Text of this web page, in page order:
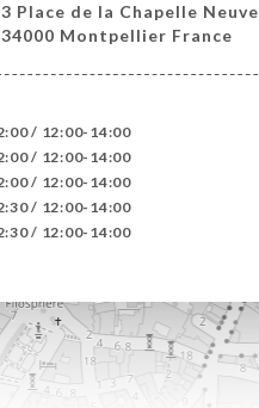
3 Place de la Chapelle Neuve
34000 Montpellier France
12:00-14:00 / 19:00-22:00
12:00-14:00 / 19:00-22:00
12:00-14:00 / 19:00-22:00
12:00-14:00 / 19:00-22:30
12:00-14:00 / 19:00-22:30